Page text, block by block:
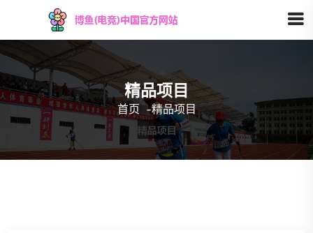
精品项目
首页 -精品项目